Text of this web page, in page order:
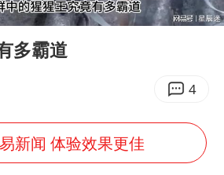
白海豚将正面袭击贯穿浙江
酒店回应车内过夜被收150元
杭州全市有序停课
上四休三，但降薪1000元，你接受吗？
01:01
多霸道
4
新闻 体验效果更佳